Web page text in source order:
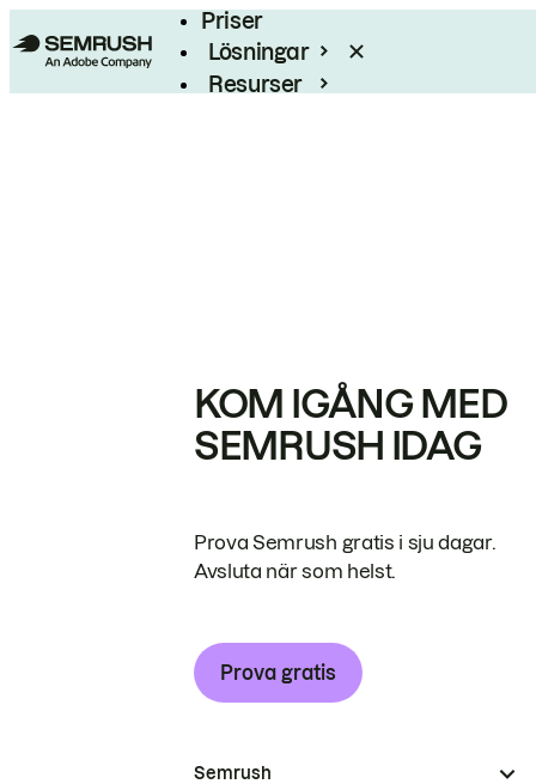
Priser
Lösningar
Resurser
KOM IGÅNG MED
SEMRUSH IDAG
Prova Semrush gratis i sju dagar.
Avsluta när som helst.
Prova gratis
Semrush